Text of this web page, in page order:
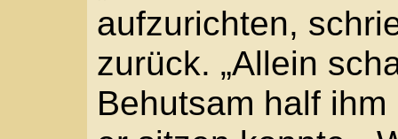
Befehl sollte helfen.
Wie schon in den
hatte Prospero Orsi
Mittagsstunden nach